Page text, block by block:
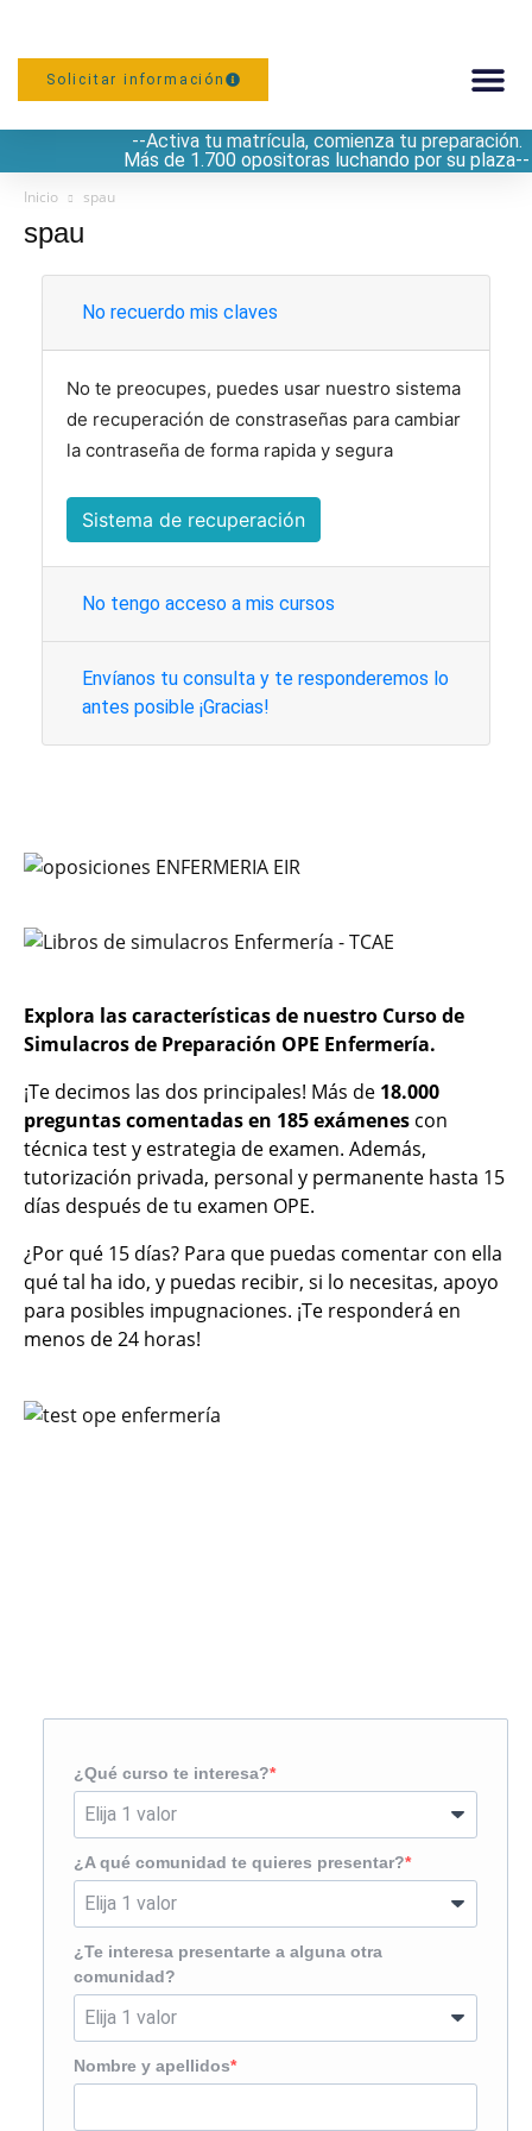
Solicitar información
--Activa tu matrícula, comienza tu preparación.
Más de 1.700 opositoras luchando por su plaza--
Inicio spau
spau
No recuerdo mis claves
No te preocupes, puedes usar nuestro sistema
de recuperación de constraseñas para cambiar
la contraseña de forma rapida y segura
Sistema de recuperación
No tengo acceso a mis cursos
Envíanos tu consulta y te responderemos lo
antes posible ¡Gracias!
Explora las características de nuestro Curso de
Simulacros de Preparación OPE Enfermería.
¡Te decimos las dos principales! Más de 18.000
preguntas comentadas en 185 exámenes con
técnica test y estrategia de examen. Además,
tutorización privada, personal y permanente hasta 15
días después de tu examen OPE.
¿Por qué 15 días? Para que puedas comentar con ella
qué tal ha ido, y puedas recibir, si lo necesitas, apoyo
para posibles impugnaciones. ¡Te responderá en
menos de 24 horas!
¿Qué curso te interesa?
¿A qué comunidad te quieres presentar?
¿Te interesa presentarte a alguna otra
comunidad?
Nombre y apellidos